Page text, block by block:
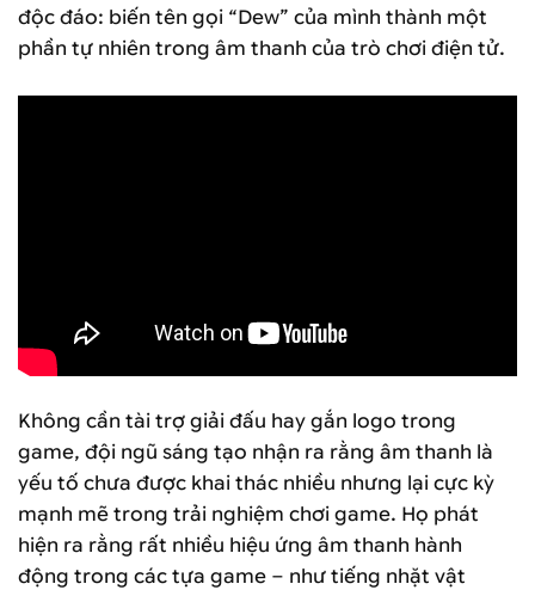
độc đáo: biến tên gọi “Dew” của mình thành một
phần tự nhiên trong âm thanh của trò chơi điện tử.
Không cần tài trợ giải đấu hay gắn logo trong
game, đội ngũ sáng tạo nhận ra rằng âm thanh là
yếu tố chưa được khai thác nhiều nhưng lại cực kỳ
mạnh mẽ trong trải nghiệm chơi game. Họ phát
hiện ra rằng rất nhiều hiệu ứng âm thanh hành
động trong các tựa game – như tiếng nhặt vật